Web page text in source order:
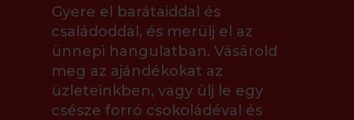
Gyere el barátaiddal és
családoddal, és merülj el az
ünnepi hangulatban. Vásárold
meg az ajándékokat az
üzleteinkben, vagy ülj le egy
csésze forró csokoládéval és